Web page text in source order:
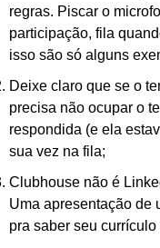
regras. Piscar o
participação, fila
isso são só alguns
Deixe claro que se o
precisa não ocupar o
respondida (e ela
sua vez na fila;
Clubhouse não é
Uma apresentação de
pra saber seu